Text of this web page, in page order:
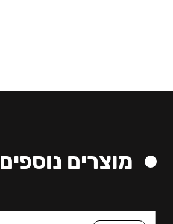
מוצרים נוספים